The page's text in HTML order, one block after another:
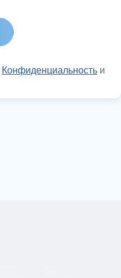
Конфиденциальность и